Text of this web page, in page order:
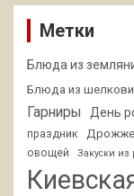
Метки
Блюда из
Блюда из
Гарниры День
праздник
овощей
Закуски из